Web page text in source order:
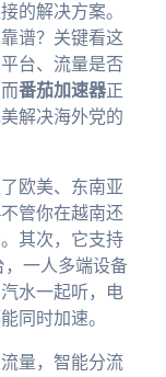
的解决方案。
谱？关键看这
台、流量是否
番茄加速器正
解决海外党的
欧美、东南亚
管你在越南还
其次，它支持
，一人多端设备
水一起听，电
同时加速。
量，智能分流